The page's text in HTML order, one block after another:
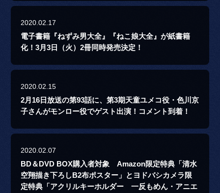
2020.02.17
電子書籍『ねずみ男大全』『ねこ娘大全』が紙書籍
化！3月3日（火）2冊同時発売決定！
2020.02.15
2月16日放送の第93話に、第3期天童ユメコ役・色川京
子さんがモンロー役でゲスト出演！コメント到着！
2020.02.07
BD＆DVD BOX購入者対象 Amazon限定特典「清水
空翔描き下ろしB2布ポスター」とヨドバシカメラ限
定特典「アクリルキーホルダー 一反もめん・アニエ